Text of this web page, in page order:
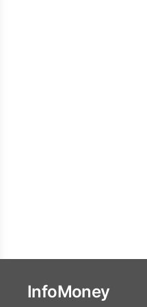
InfoMoney